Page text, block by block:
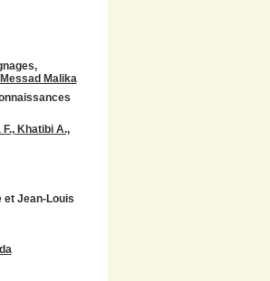
Malika
Khatibi A.,
et Jean-Louis